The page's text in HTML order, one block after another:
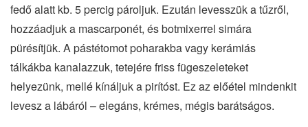
fedő alatt kb. 5 percig pároljuk. Ezután levesszük a tűzről,
hozzáadjuk a mascarponét, és botmixerrel simára
pürésítjük. A pástétomot poharakba vagy kerámiás
tálkákba kanalazzuk, tetejére friss fügeszeleteket
helyezünk, mellé kínáljuk a pirítóst. Ez az előétel mindenkit
levesz a lábáról – elegáns, krémes, mégis barátságos.